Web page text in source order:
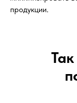
продукции.